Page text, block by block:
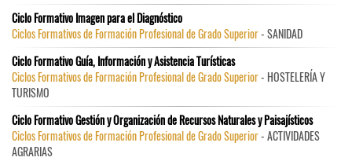
Ciclo Formativo Imagen para el Diagnóstico
Ciclos Formativos de Formación Profesional de Grado Superior- SANIDAD
Ciclo Formativo Guía, Información y Asistencia Turísticas
Ciclos Formativos de Formación Profesional de Grado Superior- HOSTELERÍA Y
TURISMO
Ciclo Formativo Gestión y Organización de Recursos Naturales y Paisajísticos
Ciclos Formativos de Formación Profesional de Grado Superior- ACTIVIDADES
AGRARIAS